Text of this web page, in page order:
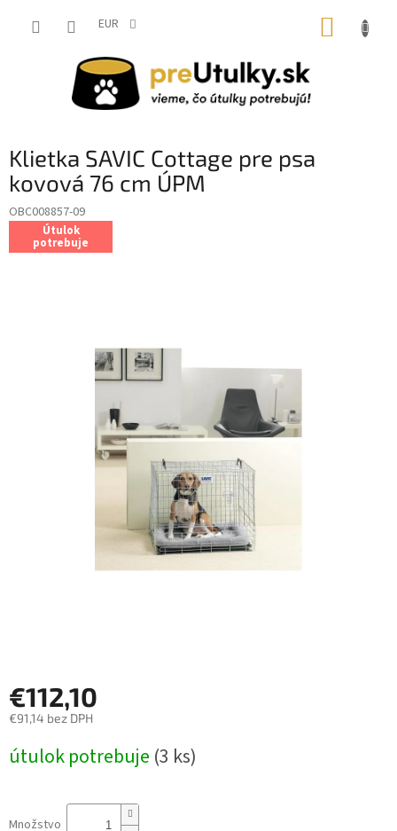
EUR
Klietka SAVIC Cottage pre psa
kovová 76 cm ÚPM
OBC008857-09
Útulok
potrebuje
€112,10
€91,14 bez DPH
cena:
útulok potrebuje (3 ks)
Množstvo